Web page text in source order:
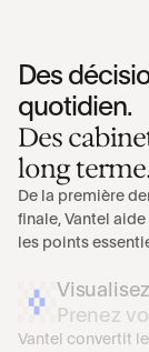
Des
quotidien.
Des
long
De la première
finale, Vantel
les points
Prenez
Vantel convertit